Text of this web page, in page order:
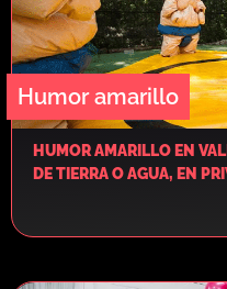
Humor amarillo
HUMOR AMARILLO EN
DE TIERRA O AGUA, EN